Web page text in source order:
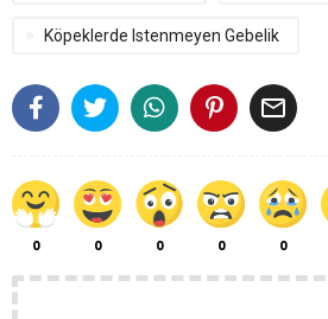

0 0 0 0 0
Köpeklerde Istenmeyen Gebelik